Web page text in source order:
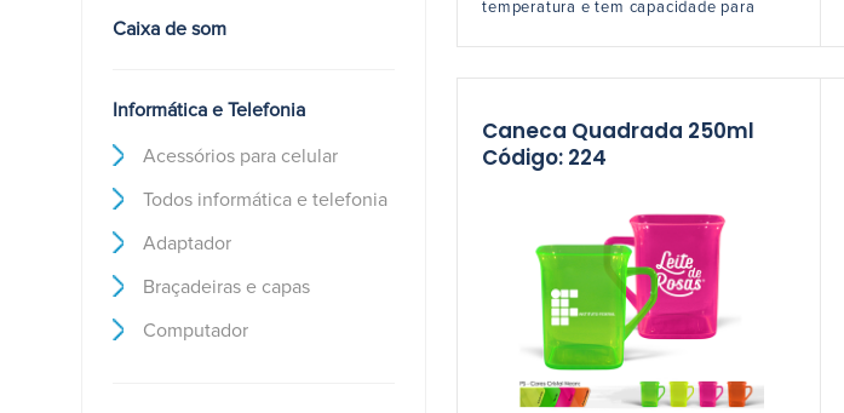
Caixa de som
Informática e Telefonia
Acessórios para celular
Todos informática e telefonia
Adaptador
Braçadeiras e capas
Computador
temperatura e tem capacidade para
Caneca Quadrada 250ml
Código: 224